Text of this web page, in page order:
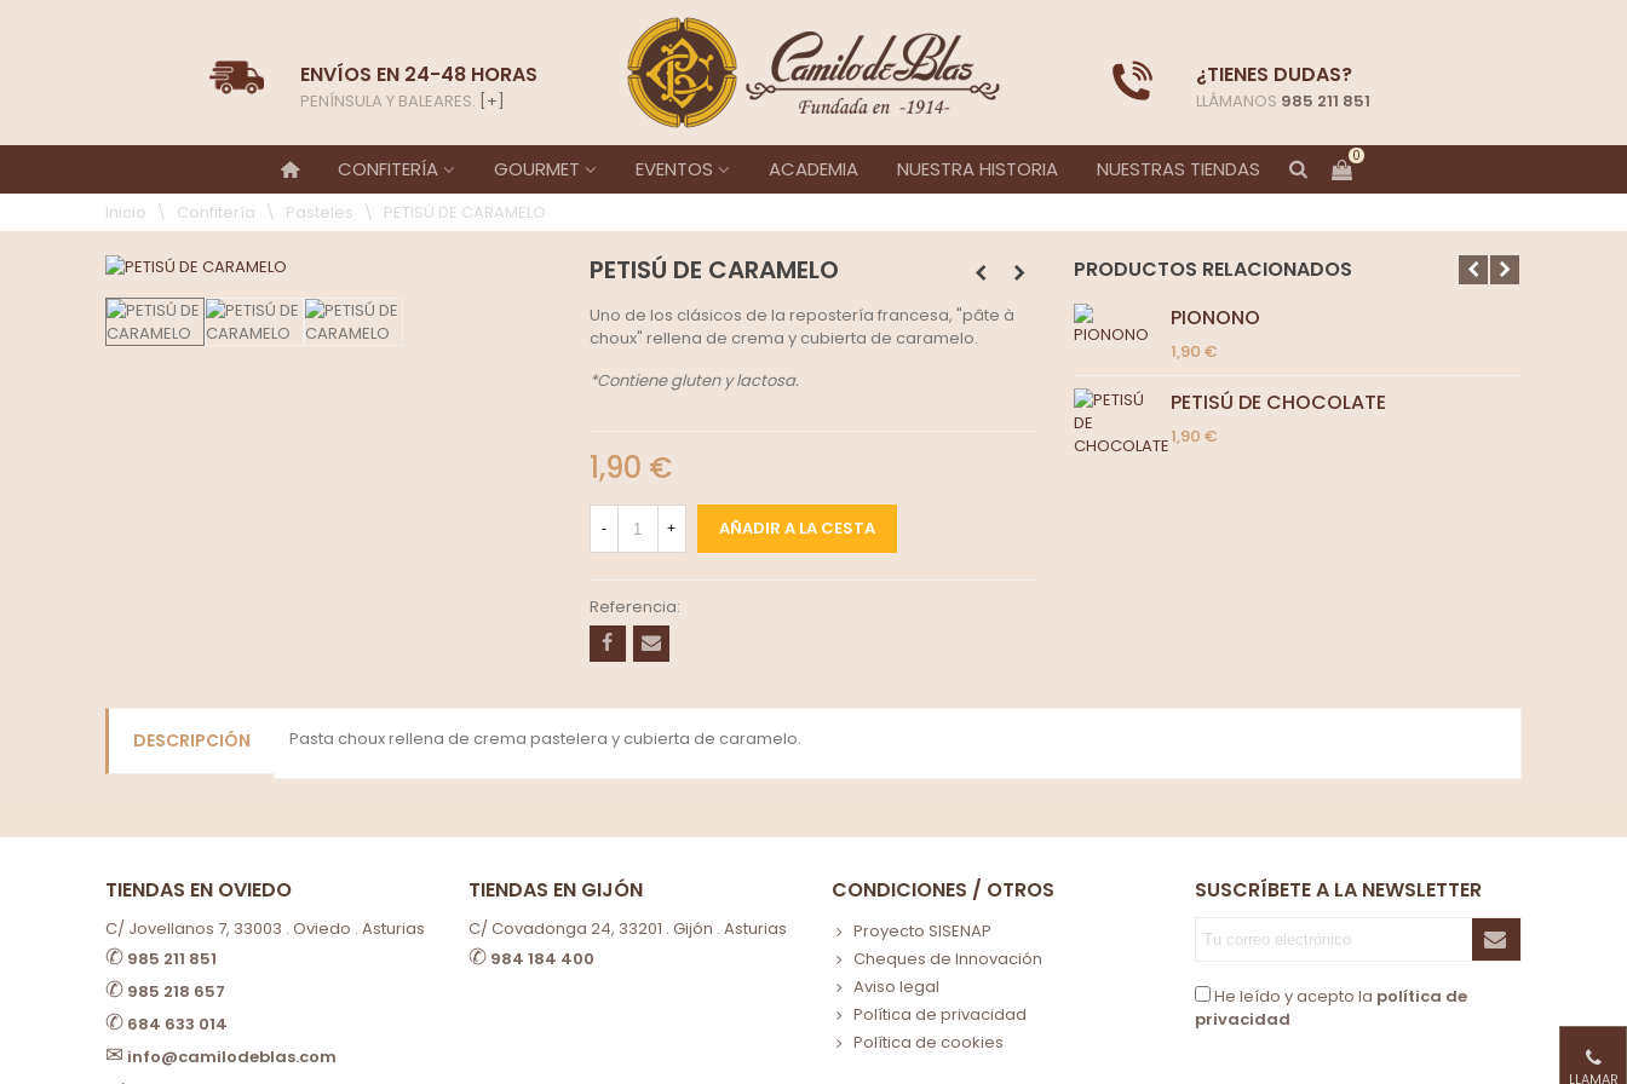
ENVÍOS EN 24-48 HORAS
PENÍNSULA Y BALEARES. [+]
¿TIENES DUDAS?
LLÁMANOS 985 211 851
CONFITERÍA GOURMET EVENTOS ACADEMIA NUESTRA HISTORIA NUESTRAS TIENDAS
0
Inicio \ Confitería \ Pasteles \ PETISÚ DE CARAMELO
PETISÚ DE CARAMELO
Uno de los clásicos de la repostería francesa, "pâte à
choux" rellena de crema y cubierta de caramelo.
*Contiene gluten y lactosa.
1,90 €
- + AÑADIR A LA CESTA
Referencia:
PRODUCTOS RELACIONADOS
PIONONO
1,90 €
PETISÚ DE CHOCOLATE
1,90 €
DESCRIPCIÓN Pasta choux rellena de crema pastelera y cubierta de caramelo.
TIENDAS EN OVIEDO
C/ Jovellanos 7, 33003 . Oviedo . Asturias
✆ 985 211 851
✆ 985 218 657
✆ 684 633 014
✉ info@camilodeblas.com
TIENDAS EN GIJÓN
C/ Covadonga 24, 33201 . Gijón . Asturias
✆ 984 184 400
CONDICIONES / OTROS
Proyecto SISENAP
Cheques de Innovación
Aviso legal
Política de privacidad
Política de cookies
SUSCRÍBETE A LA NEWSLETTER
He leído y acepto la política de
privacidad
LLAMAR